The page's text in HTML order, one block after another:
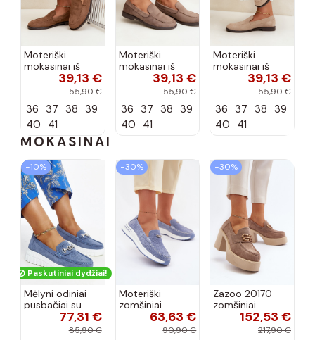
Moteriški
mokasinai iš
dirbtinės
zomšos, rudos
39,13 €
55,90 €
36 37 38 39
40 41
Moteriški
mokasinai iš
dirbtinės
zomšos, molio
39,13 €
55,90 €
36 37 38 39
40 41
Moteriški
mokasinai iš
dirbtinės
zomšos, smėlio
39,13 €
55,90 €
36 37 38 39
40 41
MOKASINAI
−10%
Paskutiniai dydžiai!
Mėlyni odiniai
pusbačiai su
dekoratyvine
sagtimi Taija
77,31 €
85,90 €
−30%
Moteriški
zomšiniai
mokasinai
Demela mėlynos
63,63 €
90,90 €
−30%
Zazoo 20170
zomšiniai
bateliai su
kulniukais smėlio
152,53 €
217,90 €